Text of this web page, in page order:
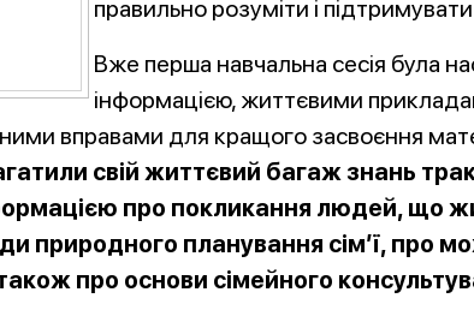
правильно розуміти і
Вже перша навчальна сесія була
інформацією, життєвими
вправами для кращого засвоєння
свій життєвий багаж знань
про покликання людей, що
природного планування сім’ї, про
про основи сімейного